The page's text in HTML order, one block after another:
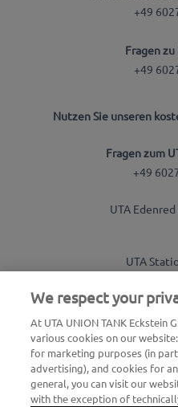
+49
Fragen
+49
Nutzen Sie unseren
Fragen zum
+49
UTA
UTA
Blog
Login
Über
UTA
We respect your
At UTA UNION TANK Eckstein
various cookies on our
for marketing purposes (in
advertising), and cookies for
general, you can visit our
with the exception of